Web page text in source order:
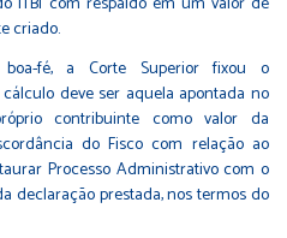
criado.
fé, a Corte Superior fixou o
deve ser aquela apontada no
contribuinte como valor da
do Fisco com relação ao
Processo Administrativo com o
declaração prestada, nos termos do